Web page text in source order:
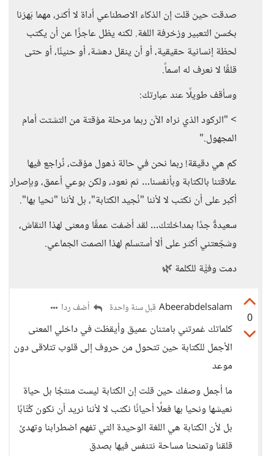
صدقت حين قلت إن الذكاء الاصطناعي أداة لا أكثر، مهما بَهرَنا
بحُسن التعبير وزخرفة اللغة. لكنه يظل عاجزًا عن أن يكتب
لحظة إنسانية حقيقية، أو أن ينقل دهشة، أو حنينًا، أو حتى
قلقًا لا نعرف له اسماً.
وسأقف طويلًا عند عبارتك:
> "الركود الذي نراه الآن ربما مرحلة مؤقتة من التشتت أمام
المجهول."
كم هي دقيقة! ربما نحن في حالة ذهول مؤقت، نُراجع فيها
علاقتنا بالكتابة وبأنفسنا… ثم نعود، ولكن بوعي أعمق، وبإصرار
أكبر على أن نكتب لا لأننا "نُجيد الكتابة"، بل لأننا "نحيا بها".
سعيدةٌ جدًا بمداخلتك… لقد أضفت عمقًا ومعنى لهذا النقاش،
وشجّعتني أكثر على ألا أستسلم لهذا الصمت الجماعي.
دمت وفيًّة للكلمة 🌿
0
Abeerabdelsalam قبل سنة واحدة أضف ردا
كلماتك غمرتني بامتنان عميق وأيقظت في داخلي المعنى
الأجمل للكتابة حين تتحول من حروف إلى قلوب تتلاقى دون
موعد
ما أجمل وصفك حين قلت إن الكتابة ليست منتجًا بل حياة
نعيشها ونحيا بها فعلًا أحيانًا نكتب لا لأننا نريد أن نكون كُتّابًا
بل لأن الكتابة هي اللغة الوحيدة التي تفهم اضطرابنا وتهدئ
قلقنا وتمنحنا مساحة نتنفس فيها بصدق